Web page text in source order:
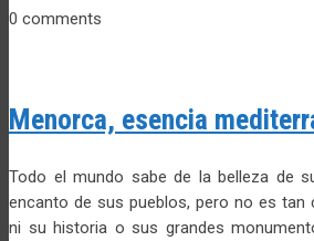
0 comments
Menorca, esencia
Todo el mundo sabe de la belleza de
encanto de sus pueblos, pero no es tan
ni su historia o sus grandes